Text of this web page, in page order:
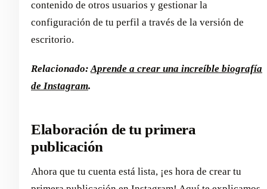
contenido de otros usuarios y gestionar la
configuración de tu perfil a través de la versión de
escritorio.
Relacionado: Aprende a crear una increíble biografía
de Instagram.
Elaboración de tu primera
publicación
Ahora que tu cuenta está lista, ¡es hora de crear tu